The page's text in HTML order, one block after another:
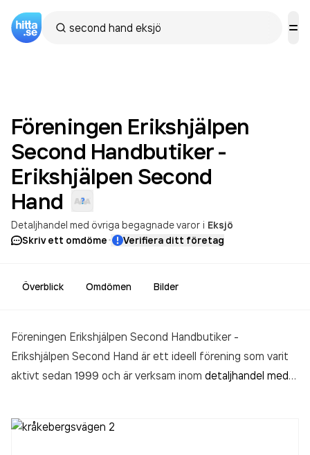
Föreningen Erikshjälpen
Second Handbutiker -
Erikshjälpen Second
Hand
Detaljhandel med övriga begagnade varor i Eksjö
Skriv ett omdöme· Verifiera ditt företag
Överblick Omdömen Bilder
Föreningen Erikshjälpen Second Handbutiker -
Erikshjälpen Second Hand är ett ideell förening som varit
aktivt sedan 1999 och är verksam inom detaljhandel med